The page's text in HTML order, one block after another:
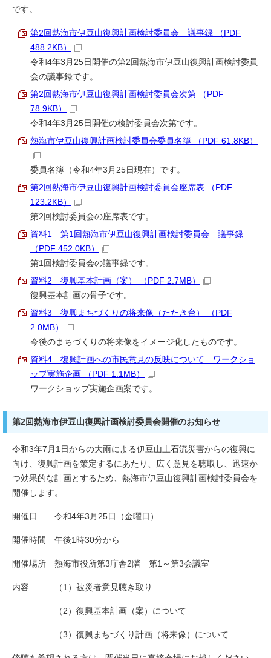
です。
第2回熱海市伊豆山復興計画検討委員会 議事録 （PDF
488.2KB）
令和4年3月25日開催の第2回熱海市伊豆山復興計画検討委員
会の議事録です。
第2回熱海市伊豆山復興計画検討委員会次第 （PDF
78.9KB）
令和4年3月25日開催の検討委員会次第です。
熱海市伊豆山復興計画検討委員会委員名簿 （PDF 61.8KB）
委員名簿（令和4年3月25日現在）です。
第2回熱海市伊豆山復興計画検討委員会座席表 （PDF
123.2KB）
第2回検討委員会の座席表です。
資料1 第1回熱海市伊豆山復興計画検討委員会 議事録
（PDF 452.0KB）
第1回検討委員会の議事録です。
資料2 復興基本計画（案） （PDF 2.7MB）
復興基本計画の骨子です。
資料3 復興まちづくりの将来像（たたき台） （PDF
2.0MB）
今後のまちづくりの将来像をイメージ化したものです。
資料4 復興計画への市民意見の反映について ワークショ
ップ実施企画 （PDF 1.1MB）
ワークショップ実施企画案です。
第2回熱海市伊豆山復興計画検討委員会開催のお知らせ
令和3年7月1日からの大雨による伊豆山土石流災害からの復興に
向け、復興計画を策定するにあたり、広く意見を聴取し、迅速か
つ効果的な計画とするため、熱海市伊豆山復興計画検討委員会を
開催します。
開催日 令和4年3月25日（金曜日）
開催時間 午後1時30分から
開催場所 熱海市役所第3庁舎2階 第1～第3会議室
内容 （1）被災者意見聴き取り
（2）復興基本計画（案）について
（3）復興まちづくり計画（将来像）について